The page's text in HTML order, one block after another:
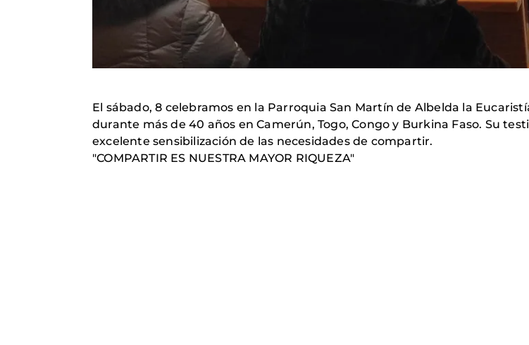
El sábado, 8 celebramos en la Parroquia San Martín de Albelda la
durante más de 40 años en Camerún, Togo, Congo y Burkina Faso. Su
excelente sensibilización de las necesidades de compartir.
"COMPARTIR ES NUESTRA MAYOR RIQUEZA"